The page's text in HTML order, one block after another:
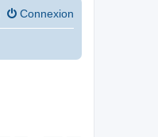
Connexion